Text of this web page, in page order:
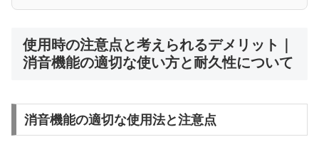
使用時の注意点と考えられるデメリット｜
消音機能の適切な使い方と耐久性について
消音機能の適切な使用法と注意点